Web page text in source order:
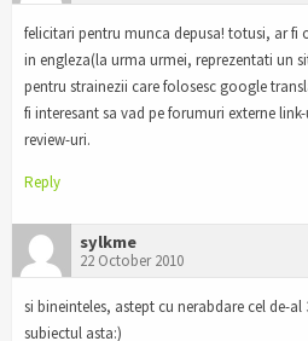
felicitari pentru munca depusa! totusi, ar fi
in engleza(la urma urmei, reprezentati un
pentru strainezii care folosesc google
fi interesant sa vad pe forumuri externe
review-uri.
Reply
sylkme
22 October 2010
si bineinteles, astept cu nerabdare cel de-
subiectul asta:)